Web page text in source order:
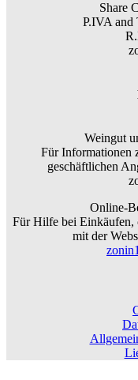
Share
P.IVA and
Weingut
Für Informationen
geschäftlichen
Online-
Für Hilfe bei Einkäufen,
mit der